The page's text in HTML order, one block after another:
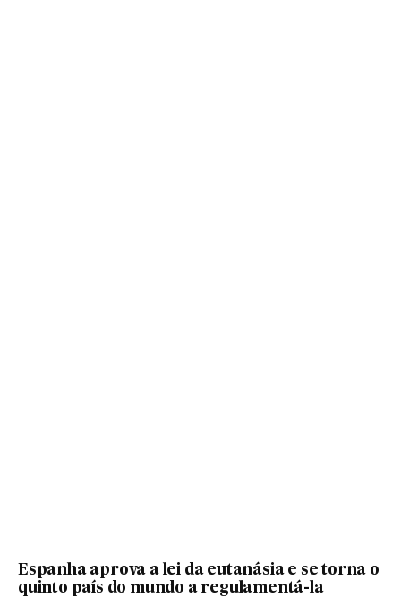
Espanha aprova a lei da eutanásia e se torna o
quinto país do mundo a regulamentá-la